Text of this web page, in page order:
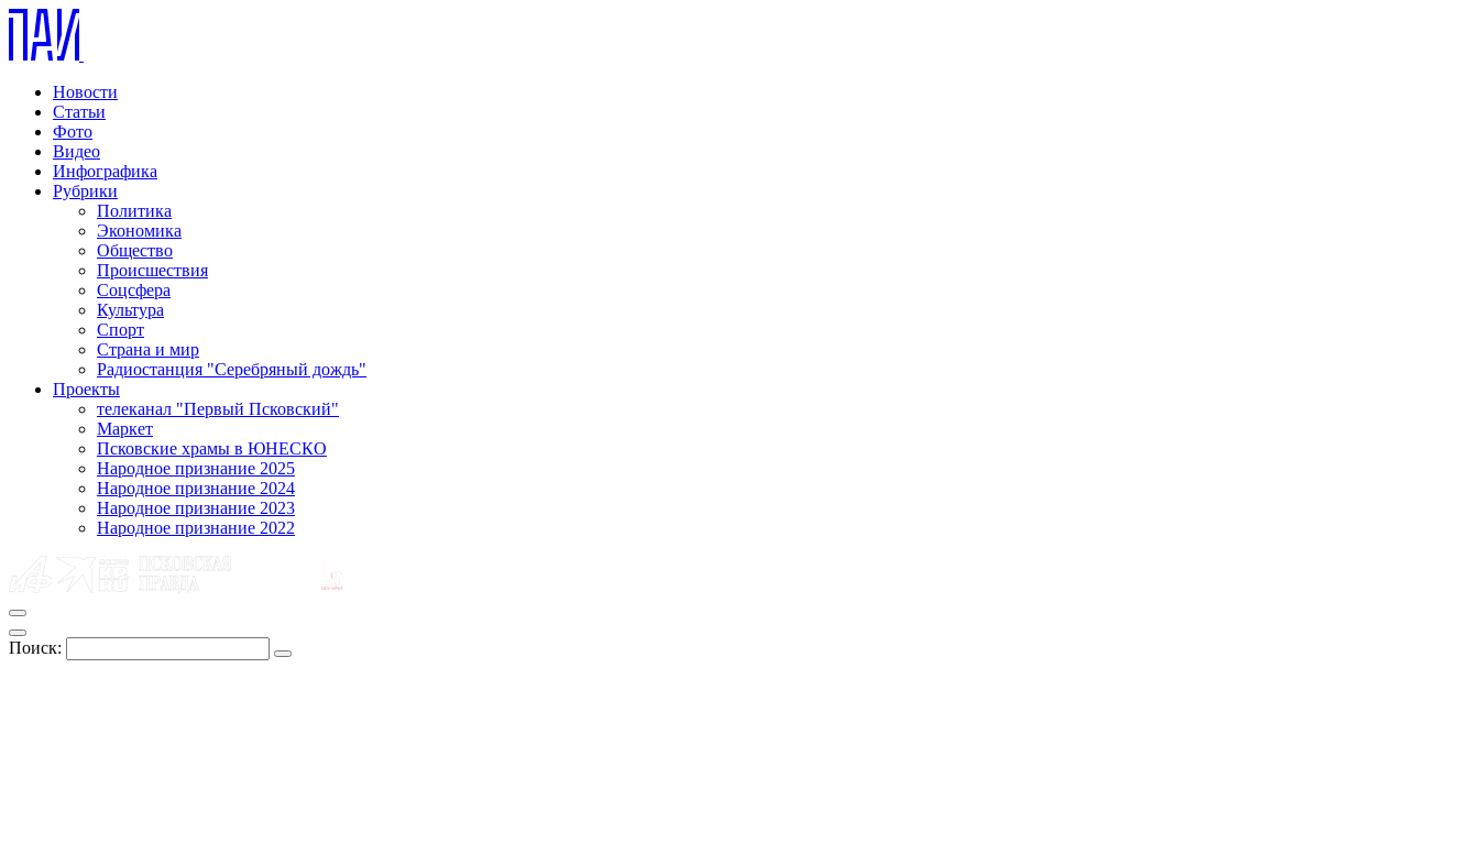
Новости
Статьи
Фото
Видео
Инфографика
Рубрики
Политика
Экономика
Общество
Происшествия
Соцсфера
Культура
Спорт
Страна и мир
Радиостанция "Серебряный дождь"
Проекты
телеканал "Первый Псковский"
Маркет
Псковские храмы в ЮНЕСКО
Народное признание 2025
Народное признание 2024
Народное признание 2023
Народное признание 2022
Поиск: